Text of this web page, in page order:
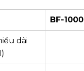
BF-1000
dài